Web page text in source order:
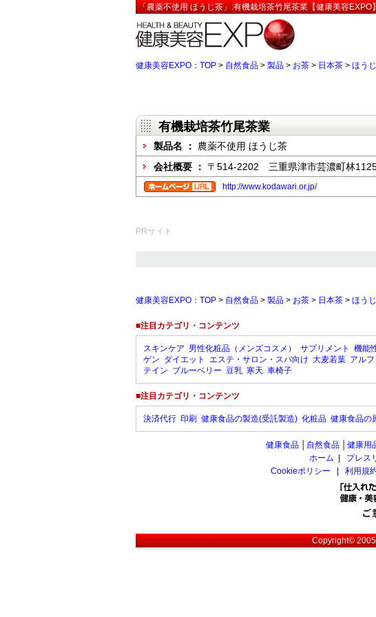
「農薬不使用 ほうじ茶」:有機栽培茶竹尾茶業【健康美容EXPO
健康美容EXPO：TOP > 自然食品 > 製品 > お茶 > 日本茶 > ほう
有機栽培茶竹尾茶業
製品名 ： 農薬不使用 ほうじ茶
会社概要 ： 〒514-2202 三重県津市芸濃町林
http://www.kodawari.or.jp/
PRサイト
健康美容EXPO：TOP > 自然食品 > 製品 > お茶 > 日本茶 > ほう
■注目カテゴリ・コンテンツ
スキンケア 男性化粧品（メンズコスメ） サプリメント 機能
ゲン ダイエット エステ・サロン・スパ向け 大麦若葉 アル
テイン ブルーベリー 豆乳 寒天 車椅子
■注目カテゴリ・コンテンツ
決済代行 印刷 健康食品の製造(受託製造) 化粧品 健康食品の
健康食品 自然食品 健康用
ホーム
プレス
Cookieポリシー
利用規
Copyright©